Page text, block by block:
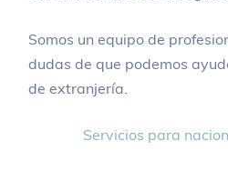
Somos un equipo de
dudas de que podemos
de extranjería.
Servicios para